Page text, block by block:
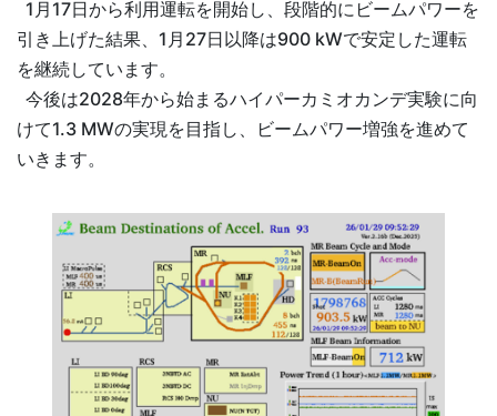
1月17日から利用運転を開始し、段階的にビームパワーを
引き上げた結果、1月27日以降は900 kWで安定した運転
を継続しています。
今後は2028年から始まるハイパーカミオカンデ実験に向
けて1.3 MWの実現を目指し、ビームパワー増強を進めて
いきます。